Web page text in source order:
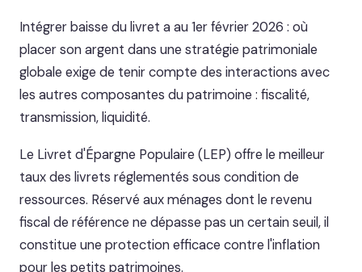
Intégrer baisse du livret a au 1er février 2026 : où
placer son argent dans une stratégie patrimoniale
globale exige de tenir compte des interactions avec
les autres composantes du patrimoine : fiscalité,
transmission, liquidité.
Le Livret d'Épargne Populaire (LEP) offre le meilleur
taux des livrets réglementés sous condition de
ressources. Réservé aux ménages dont le revenu
fiscal de référence ne dépasse pas un certain seuil, il
constitue une protection efficace contre l'inflation
pour les petits patrimoines.